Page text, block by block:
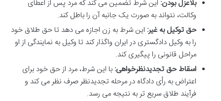
بلاعزل بودن: این شرط تضمین می کند که مرد پس از اعطای
وکالت، نتواند به صورت یک جانبه آن را باطل کند.
حق توکیل به غیر: این شرط به زن اجازه می دهد تا حق طلاق خود
را به وکیل دادگستری در ایران واگذار کند تا وکیل به نمایندگی از او
مراحل قانونی را پیگیری کند.
اسقاط حق تجدیدنظرخواهی: با این شرط، مرد از حق خود برای
اعتراض به رأی دادگاه در مرحله تجدیدنظر صرف نظر می کند و
فرآیند طلاق سریع تر به نتیجه می رسد.